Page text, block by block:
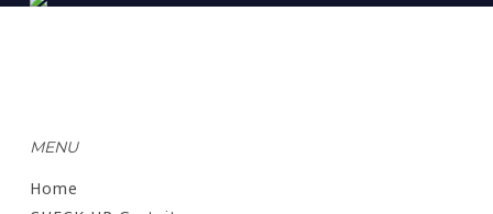
MENU
Home